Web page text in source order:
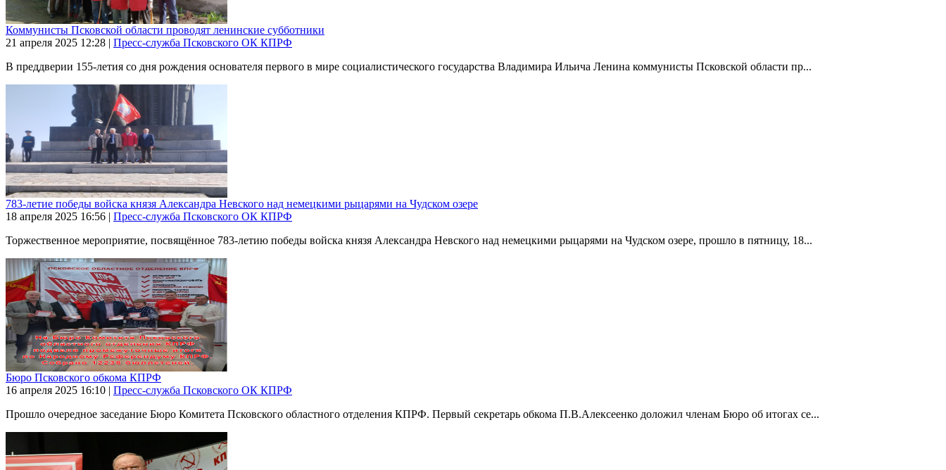
Коммунисты Псковской области проводят ленинские субботники
21 апреля 2025 12:28 | Пресс-служба Псковского ОК КПРФ
В преддверии 155-летия со дня рождения основателя первого в мире социалистического государства Владимира Ильича Ленина коммунисты Псковской области пр...
783-летие победы войска князя Александра Невского над немецкими рыцарями на Чудском озере
18 апреля 2025 16:56 | Пресс-служба Псковского ОК КПРФ
Торжественное мероприятие, посвящённое 783-летию победы войска князя Александра Невского над немецкими рыцарями на Чудском озере, прошло в пятницу, 18...
Бюро Псковского обкома КПРФ
16 апреля 2025 16:10 | Пресс-служба Псковского ОК КПРФ
Прошло очередное заседание Бюро Комитета Псковского областного отделения КПРФ. Первый секретарь обкома П.В.Алексеенко доложил членам Бюро об итогах се...